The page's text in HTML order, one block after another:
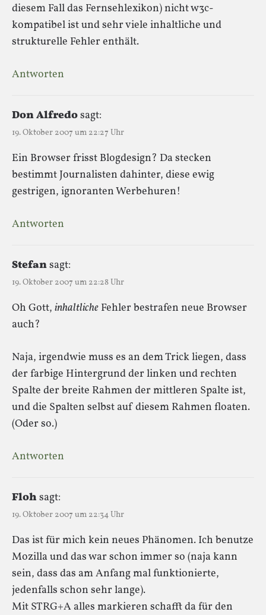
diesem Fall das Fernsehlexikon) nicht w3c-
kompatibel ist und sehr viele inhaltliche und
strukturelle Fehler enthält.
Antworten
Don Alfredosagt:
19. Oktober 2007 um 22:27 Uhr
Ein Browser frisst Blogdesign? Da stecken
bestimmt Journalisten dahinter, diese ewig
gestrigen, ignoranten Werbehuren!
Antworten
Stefansagt:
19. Oktober 2007 um 22:28 Uhr
Oh Gott, inhaltliche Fehler bestrafen neue Browser
auch?
Naja, irgendwie muss es an dem Trick liegen, dass
der farbige Hintergrund der linken und rechten
Spalte der breite Rahmen der mittleren Spalte ist,
und die Spalten selbst auf diesem Rahmen floaten.
(Oder so.)
Antworten
Floh sagt:
19. Oktober 2007 um 22:34 Uhr
Das ist für mich kein neues Phänomen. Ich benutze
Mozilla und das war schon immer so (naja kann
sein, dass das am Anfang mal funktionierte,
jedenfalls schon sehr lange).
Mit STRG+A alles markieren schafft da für den